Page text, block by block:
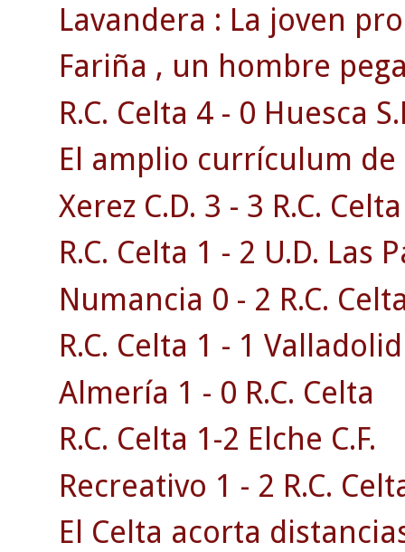
Lavandera : La joven
Fariña , un hombre
R.C. Celta 4 - 0 Huesca
El amplio currículum de
Xerez C.D. 3 - 3 R.C.
R.C. Celta 1 - 2 U.D. Las
Numancia 0 - 2 R.C.
R.C. Celta 1 - 1
Almería 1 - 0 R.C. Celta
R.C. Celta 1-2 Elche C.F.
Recreativo 1 - 2 R.C.
El Celta acorta